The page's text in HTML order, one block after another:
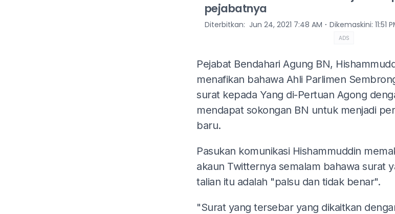
pejabatnya
Diterbitkan: Jun 24, 2021 7:48 AM ⋅ Dikemaskini: 11:51
ADS
Pejabat Bendahari Agung BN,
menafikan bahawa Ahli Parlimen
surat kepada Yang di-Pertuan Agong
mendapat sokongan BN untuk menjadi
baru.
Pasukan komunikasi Hishammuddin
akaun Twitternya semalam bahawa surat
talian itu adalah "palsu dan tidak benar".
"Surat yang tersebar yang dikaitkan